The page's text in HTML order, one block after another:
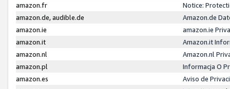
amazon.fr
Notice:
amazon.de, audible.de
Amazon.de
amazon.ie
amazon.ie
amazon.it
Amazon.it
amazon.nl
Amazon.nl
amazon.pl
Informacja O
amazon.es
Aviso de